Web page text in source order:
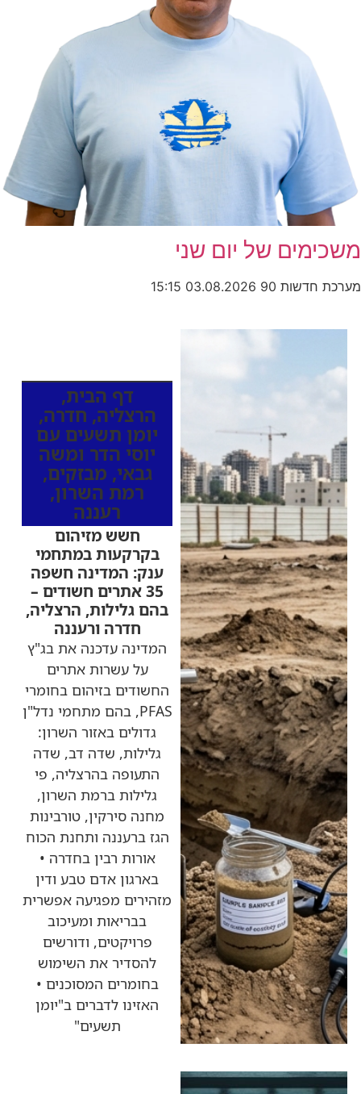
משכימים של יום שני
מערכת חדשות 90 03.08.2026
15:15
דף הבית,
הרצליה, חדרה,
יומן תשעים עם
יוסי הדר ומשה
גבאי, מבזקים,
רמת השרון,
רעננה
חשש מזיהום
בקרקעות במתחמי
ענק: המדינה חשפה
35 אתרים חשודים –
בהם גלילות, הרצליה,
חדרה ורעננה
המדינה עדכנה את בג"ץ
על עשרות אתרים
החשודים בזיהום בחומרי
PFAS, בהם מתחמי נדל"ן
גדולים באזור השרון:
גלילות, שדה דב, שדה
התעופה בהרצליה, פי
גלילות ברמת השרון,
מחנה סירקין, טורבינות
הגז ברעננה ותחנת הכוח
אורות רבין בחדרה •
בארגון אדם טבע ודין
מזהירים מפגיעה אפשרית
בבריאות ומעיכוב
פרויקטים, ודורשים
להסדיר את השימוש
בחומרים המסוכנים •
האזינו לדברים ב"יומן
תשעים"